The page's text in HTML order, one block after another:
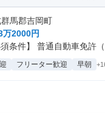
馬郡吉岡町
万2000円
条件】 普通自動車免許（
フリーター歓迎 早朝